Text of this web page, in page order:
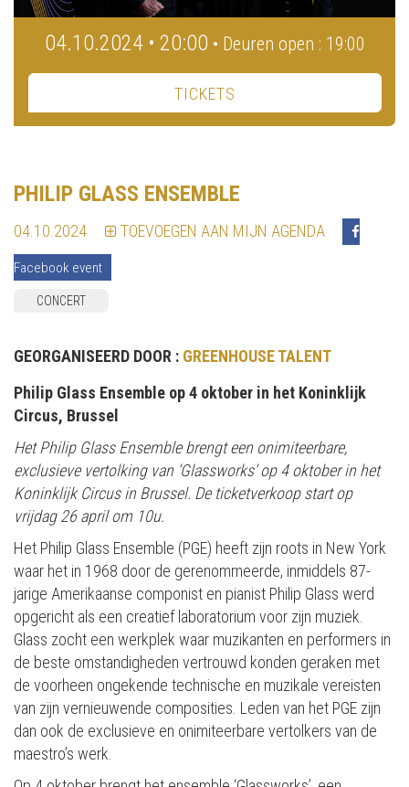
04.10.2024 • 20:00 • Deuren open : 19:00
TICKETS
PHILIP GLASS ENSEMBLE
04.10.2024 TOEVOEGEN AAN MIJN AGENDA
Facebook event
CONCERT
GEORGANISEERD DOOR : GREENHOUSE TALENT
Philip Glass Ensemble op 4 oktober in het Koninklijk
Circus, Brussel
Het Philip Glass Ensemble brengt een onimiteerbare,
exclusieve vertolking van ‘Glassworks’ op 4 oktober in het
Koninklijk Circus in Brussel. De ticketverkoop start op
vrijdag 26 april om 10u.
Het Philip Glass Ensemble (PGE) heeft zijn roots in New York
waar het in 1968 door de gerenommeerde, inmiddels 87-
jarige Amerikaanse componist en pianist Philip Glass werd
opgericht als een creatief laboratorium voor zijn muziek.
Glass zocht een werkplek waar muzikanten en performers in
de beste omstandigheden vertrouwd konden geraken met
de voorheen ongekende technische en muzikale vereisten
van zijn vernieuwende composities. Leden van het PGE zijn
dan ook de exclusieve en onimiteerbare vertolkers van de
maestro’s werk.